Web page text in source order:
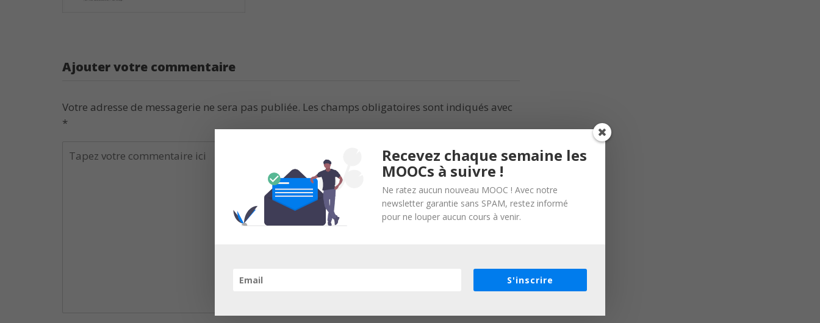
Ajouter votre commentaire
Votre adresse de messagerie ne sera pas publiée. Les champs obligatoires sont indiqués avec
*
Recevez chaque semaine les
MOOCs à suivre !
Ne ratez aucun nouveau MOOC ! Avec notre
newsletter garantie sans SPAM, restez informé
pour ne louper aucun cours à venir.
S'inscrire